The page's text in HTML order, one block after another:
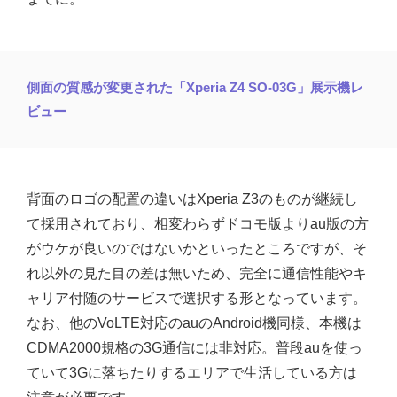
側面の質感が変更された「Xperia Z4 SO-03G」展示機レ
ビュー
背面のロゴの配置の違いはXperia Z3のものが継続し
て採用されており、相変わらずドコモ版よりau版の方
がウケが良いのではないかといったところですが、そ
れ以外の見た目の差は無いため、完全に通信性能やキ
ャリア付随のサービスで選択する形となっています。
なお、他のVoLTE対応のauのAndroid機同様、本機は
CDMA2000規格の3G通信には非対応。普段auを使っ
ていて3Gに落ちたりするエリアで生活している方は